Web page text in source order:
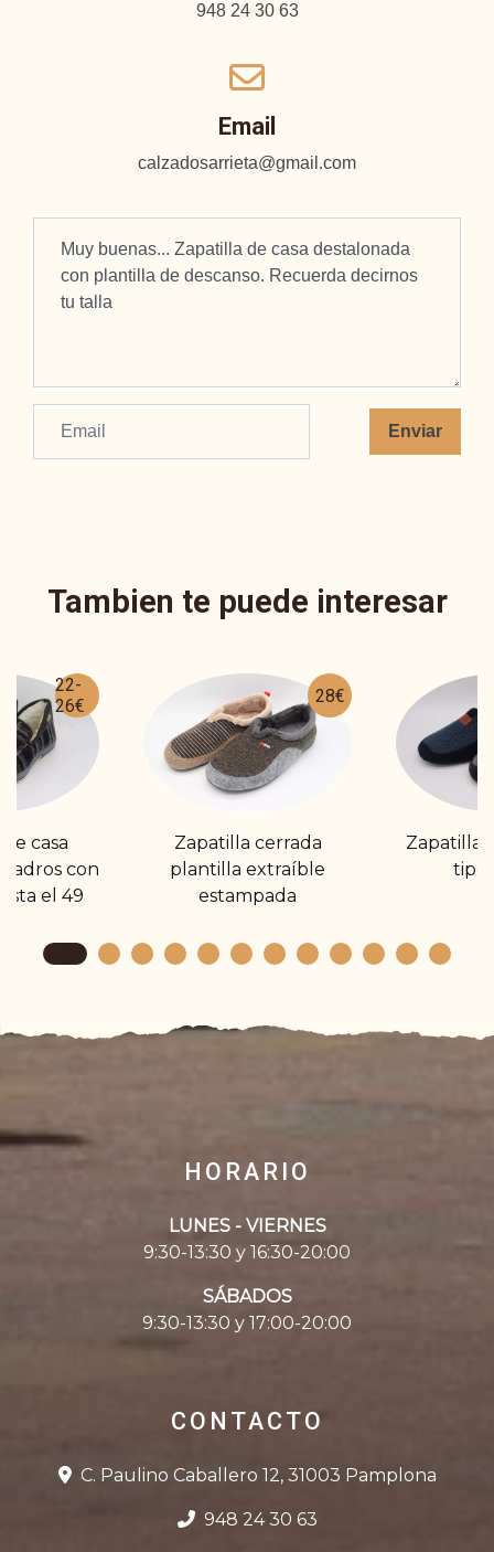
948 24 30 63
Email
calzadosarrieta@gmail.com
Enviar
Tambien te puede interesar
22-
26€
casa
con
el 49
28€
Zapatilla cerrada
plantilla extraíble
estampada
Zapatilla
tipo
HORARIO
LUNES - VIERNES
9:30-13:30 y 16:30-20:00
SÁBADOS
9:30-13:30 y 17:00-20:00
CONTACTO
C. Paulino Caballero 12, 31003 Pamplona
948 24 30 63